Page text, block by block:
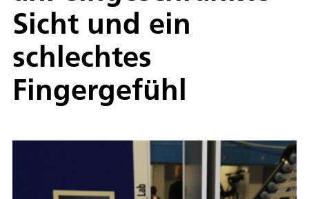
Sicht und ein
schlechtes
Fingergefühl